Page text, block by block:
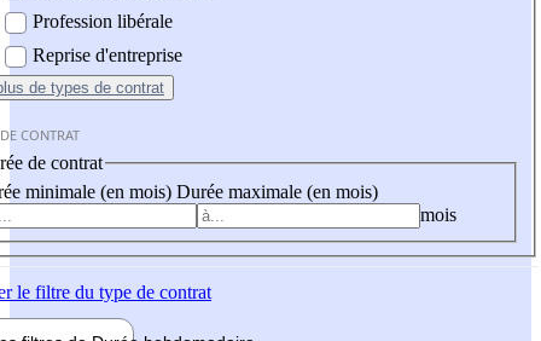
Profession libérale
Reprise d'entreprise
de types de contrat
CONTRAT
de contrat
minimale (en mois) Durée maximale (en mois)
mois
le filtre du type de contrat